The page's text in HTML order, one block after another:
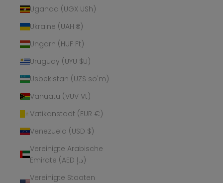
Uganda (UGX USh)
Ukraine (UAH ₴)
Ungarn (HUF Ft)
Uruguay (UYU $U)
Usbekistan (UZS so'm)
Vanuatu (VUV Vt)
Vatikanstadt (EUR €)
Venezuela (USD $)
Vereinigte Arabische
Emirate (AED د.إ)
Vereinigte Staaten